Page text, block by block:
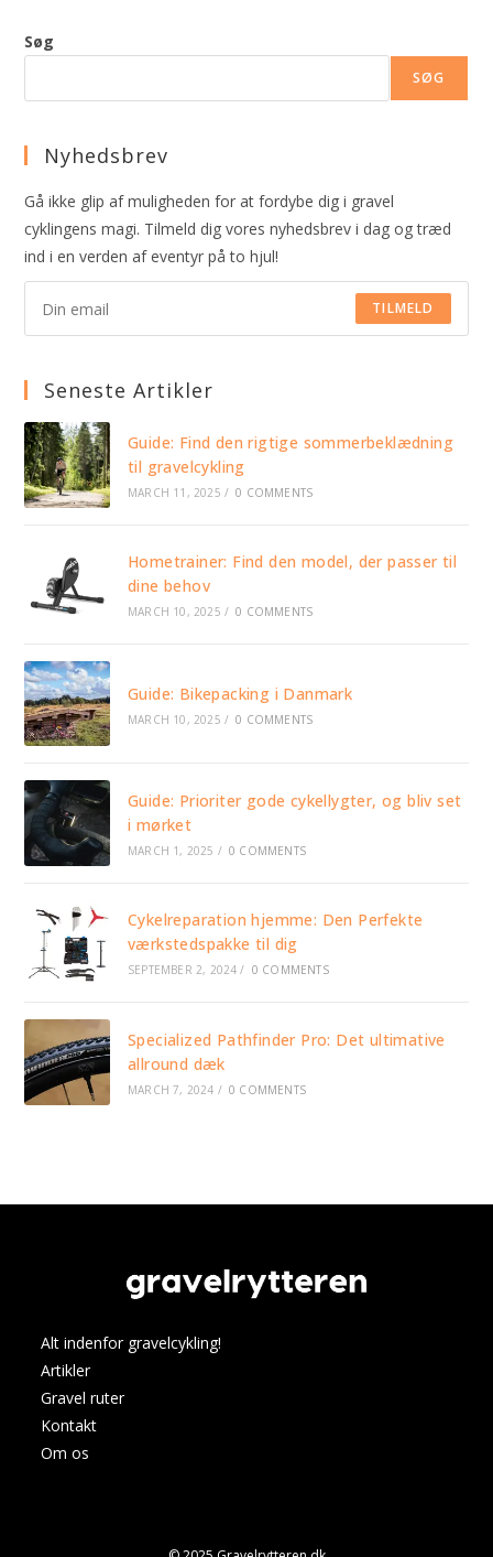
Søg
SØG
Nyhedsbrev
Gå ikke glip af muligheden for at fordybe dig i gravel
cyklingens magi. Tilmeld dig vores nyhedsbrev i dag og træd
ind i en verden af eventyr på to hjul!
TILMELD
Seneste Artikler
Guide: Find den rigtige sommerbeklædning
til gravelcykling
MARCH 11, 2025 / 0 COMMENTS
Hometrainer: Find den model, der passer til
dine behov
MARCH 10, 2025 / 0 COMMENTS
Guide: Bikepacking i Danmark
MARCH 10, 2025 / 0 COMMENTS
Guide: Prioriter gode cykellygter, og bliv set
i mørket
MARCH 1, 2025 / 0 COMMENTS
Cykelreparation hjemme: Den Perfekte
værkstedspakke til dig
SEPTEMBER 2, 2024 / 0 COMMENTS
Specialized Pathfinder Pro: Det ultimative
allround dæk
MARCH 7, 2024 / 0 COMMENTS
Alt indenfor gravelcykling!
Artikler
Gravel ruter
Kontakt
Om os